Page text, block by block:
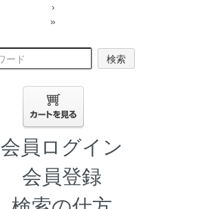
›
»
検索
会員ログイン
会員登録